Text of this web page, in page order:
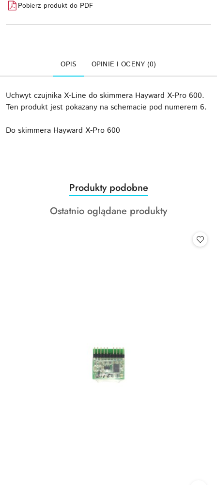
Pobierz produkt do PDF
OPIS OPINIE I OCENY (0)
Uchwyt czujnika X-Line do skimmera Hayward X-Pro 600.
Ten produkt jest pokazany na schemacie pod numerem 6.
Do skimmera Hayward X-Pro 600
Pomiń karuzelę produktów
Produkty
o
statusie:
Produkty podobne
Produkty
Ostatnio oglądane produkty